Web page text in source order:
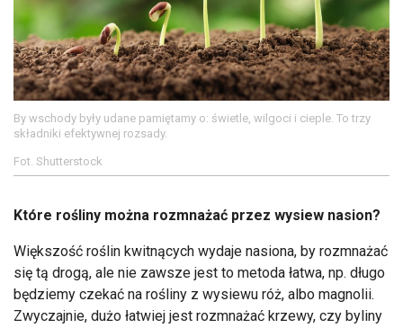
By wschody były udane pamiętamy o: świetle, wilgoci i cieple. To trzy
składniki efektywnej rozsady.
Fot. Shutterstock
Które rośliny można rozmnażać przez wysiew nasion?
Większość roślin kwitnących wydaje nasiona, by rozmnażać
się tą drogą, ale nie zawsze jest to metoda łatwa, np. długo
będziemy czekać na rośliny z wysiewu róż, albo magnolii.
Zwyczajnie, dużo łatwiej jest rozmnażać krzewy, czy byliny